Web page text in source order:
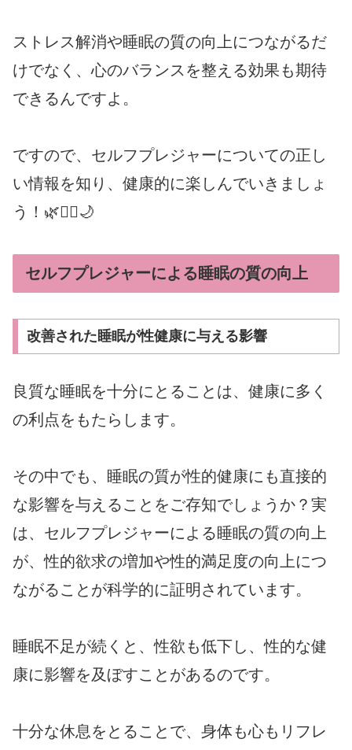
ストレス解消や睡眠の質の向上につながるだ
けでなく、心のバランスを整える効果も期待
できるんですよ。
ですので、セルフプレジャーについての正し
い情報を知り、健康的に楽しんでいきましょ
う！🌿💆‍♂️🌙
セルフプレジャーによる睡眠の質の向上
改善された睡眠が性健康に与える影響
良質な睡眠を十分にとることは、健康に多く
の利点をもたらします。
その中でも、睡眠の質が性的健康にも直接的
な影響を与えることをご存知でしょうか？実
は、セルフプレジャーによる睡眠の質の向上
が、性的欲求の増加や性的満足度の向上につ
ながることが科学的に証明されています。
睡眠不足が続くと、性欲も低下し、性的な健
康に影響を及ぼすことがあるのです。
十分な休息をとることで、身体も心もリフレ